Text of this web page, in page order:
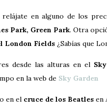
relájate en alguno de los
Park, Green Park. Otra
London Fields ¿Sabías que
desde las alturas en el
en la web de Sky Garden
en el cruce de los Beatles en